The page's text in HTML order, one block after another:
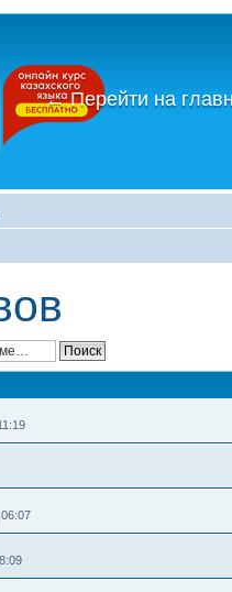
←Перейти на